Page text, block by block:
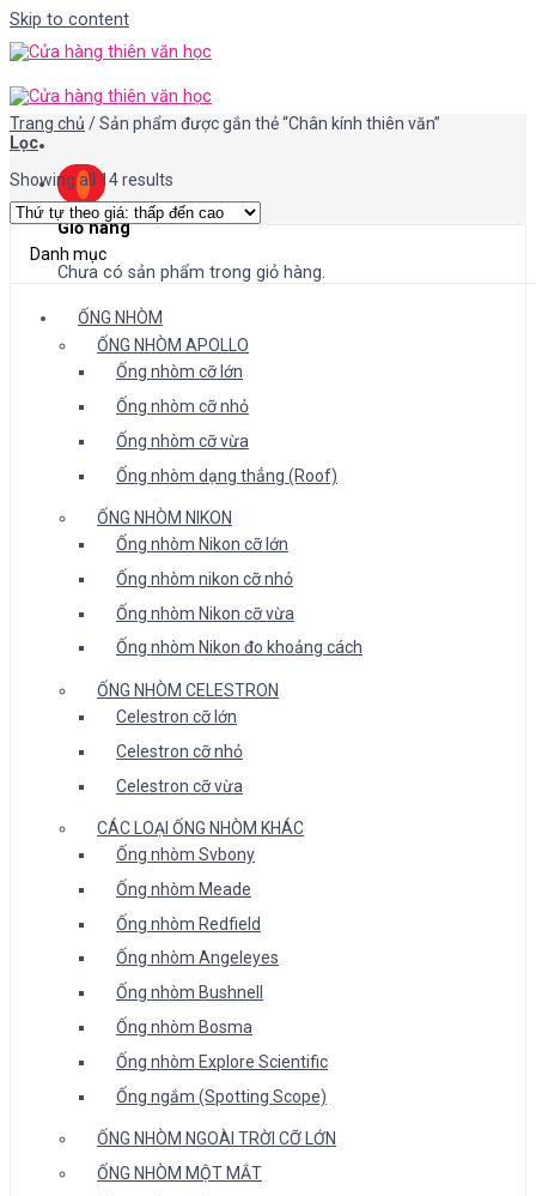
Skip to content
Giỏ hàng
Chưa có sản phẩm trong giỏ hàng.
Trang chủ /Sản phẩm được gắn thẻ “Chân kính thiên văn”
Lọc
Showing all 14 results
Danh mục
ỐNG NHÒM
ỐNG NHÒM APOLLO
Ống nhòm cỡ lớn
Ống nhòm cỡ nhỏ
Ống nhòm cỡ vừa
Ống nhòm dạng thẳng (Roof)
ỐNG NHÒM NIKON
Ống nhòm Nikon cỡ lớn
Ống nhòm nikon cỡ nhỏ
Ống nhòm Nikon cỡ vừa
Ống nhòm Nikon đo khoảng cách
ỐNG NHÒM CELESTRON
Celestron cỡ lớn
Celestron cỡ nhỏ
Celestron cỡ vừa
CÁC LOẠI ỐNG NHÒM KHÁC
Ống nhòm Svbony
Ống nhòm Meade
Ống nhòm Redfield
Ống nhòm Angeleyes
Ống nhòm Bushnell
Ống nhòm Bosma
Ống nhòm Explore Scientific
Ống ngắm (Spotting Scope)
ỐNG NHÒM NGOÀI TRỜI CỠ LỚN
ỐNG NHÒM MỘT MẮT